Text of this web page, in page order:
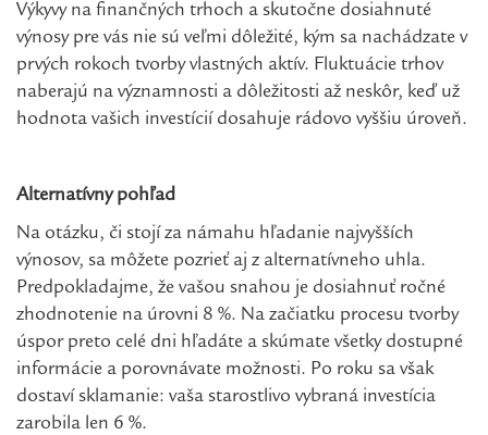
Výkyvy na finančných trhoch a skutočne dosiahnuté
výnosy pre vás nie sú veľmi dôležité, kým sa nachádzate v
prvých rokoch tvorby vlastných aktív. Fluktuácie trhov
naberajú na významnosti a dôležitosti až neskôr, keď už
hodnota vašich investícií dosahuje rádovo vyššiu úroveň.
Alternatívny pohľad
Na otázku, či stojí za námahu hľadanie najvyšších
výnosov, sa môžete pozrieť aj z alternatívneho uhla.
Predpokladajme, že vašou snahou je dosiahnuť ročné
zhodnotenie na úrovni 8 %. Na začiatku procesu tvorby
úspor preto celé dni hľadáte a skúmate všetky dostupné
informácie a porovnávate možnosti. Po roku sa však
dostaví sklamanie: vaša starostlivo vybraná investícia
zarobila len 6 %.